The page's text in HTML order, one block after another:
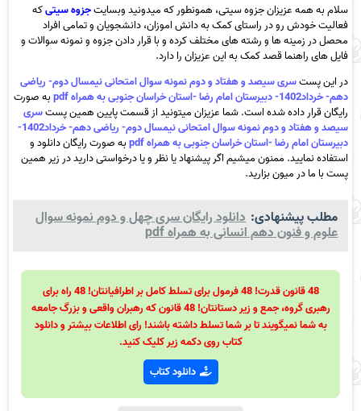
سلام به همه عزیزان جزوه سیتی، همونطور که میدونید وبسایتجزوه سیتیکه
فعالیت خودش رو در راستای کمک به دانش اموزان، دانشجویان و تمامی افراد
محصل در زمینه ها و رشته های مختلف کرده و با قرار دادن جزوه و نمونه سوالات و
فایل های راهنما قصد کمک به این عزیزان را دارد.
در این پستسری سیصد و هفتاد و دوم نمونه سوال امتحانی نیمسال دوم- ریاضی
دهم- خرداد1402- دبیرستان امام رضا -استان خراسان جنوبی به همراه pdf
به صورت
رایگان قرار داده شده است. شما عزیزان میتونید از قسمت پایین همین پستسری
سیصد و هفتاد و دوم نمونه سوال امتحانی نیمسال دوم- ریاضی دهم- خرداد1402-
دبیرستان امام رضا -استان خراسان جنوبی به همراه pdf
به صورت رایگان دانلود و
استفاده نمایید. ممنون میشیم اگر پیشنهاد یا نظر و یا درخواستی دارید در زیر همین
پست با ما در میون بزارید.
مطلب پیشنهادی: دانلود رایگان سری چهل و دوم نمونه سوال
علوم و فنون دهم انسانی به همراه pdf
48 قانون قدرت! 48 فرمول برای تسلط کامل بر اطرافیانتان! 48 راه برای
رهبری گروه، جمع و زیر دستانتان! 48 قانون که رهبران واقعی و بزرگ جامعه
به شما نمیگویند تا بر شما تسلط داشته باشند! رای اطلاعات بیشتر و دانلود
کتاب روی دکمه زیر کلیک کنید.
دانلود کتاب